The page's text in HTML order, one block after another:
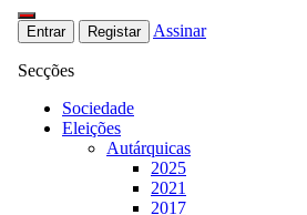
Entrar Registar Assinar
Secções
Sociedade
Eleições
Autárquicas
2025
2021
2017